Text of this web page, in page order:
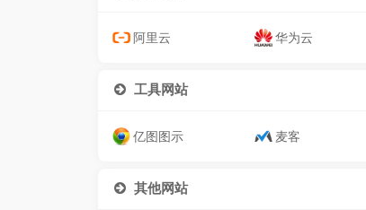
阿里云 华为云
工具网站
亿图图示 麦客
其他网站